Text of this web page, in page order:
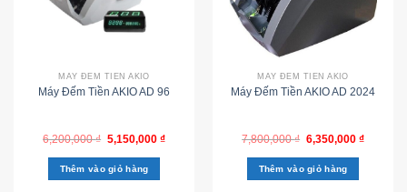
MÁY ĐẾM TIỀN AKIO
Máy Đếm Tiền AKIO AD 96
6,200,000₫ 5,150,000 ₫
Thêm vào giỏ hàng
MÁY ĐẾM TIỀN AKIO
Máy Đếm Tiền AKIO AD 2024
7,800,000₫ 6,350,000 ₫
Thêm vào giỏ hàng